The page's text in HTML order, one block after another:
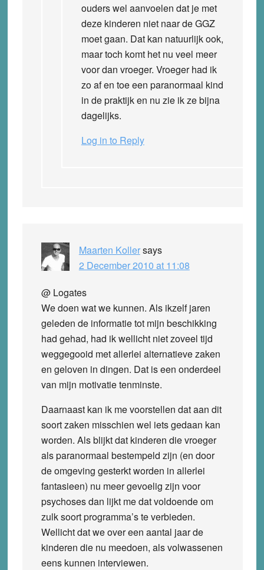
ouders wel aanvoelen dat je met
deze kinderen niet naar de GGZ
moet gaan. Dat kan natuurlijk ook,
maar toch komt het nu veel meer
voor dan vroeger. Vroeger had ik
zo af en toe een paranormaal kind
in de praktijk en nu zie ik ze bijna
dagelijks.
Log in to Reply
Maarten Kollersays
2 December 2010 at 11:08
@ Logates
We doen wat we kunnen. Als ikzelf jaren
geleden de informatie tot mijn beschikking
had gehad, had ik wellicht niet zoveel tijd
weggegooid met allerlei alternatieve zaken
en geloven in dingen. Dat is een onderdeel
van mijn motivatie tenminste.
Daarnaast kan ik me voorstellen dat aan dit
soort zaken misschien wel iets gedaan kan
worden. Als blijkt dat kinderen die vroeger
als paranormaal bestempeld zijn (en door
de omgeving gesterkt worden in allerlei
fantasieen) nu meer gevoelig zijn voor
psychoses dan lijkt me dat voldoende om
zulk soort programma’s te verbieden.
Wellicht dat we over een aantal jaar de
kinderen die nu meedoen, als volwassenen
eens kunnen interviewen.